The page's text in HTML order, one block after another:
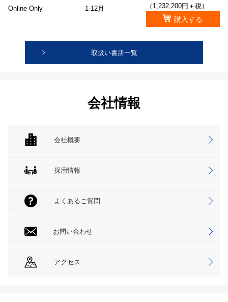
Online Only 1-12月 （1,232,200円＋税）
購入する
取扱い書店一覧
会社情報
会社概要
採用情報
よくあるご質問
お問い合わせ
アクセス